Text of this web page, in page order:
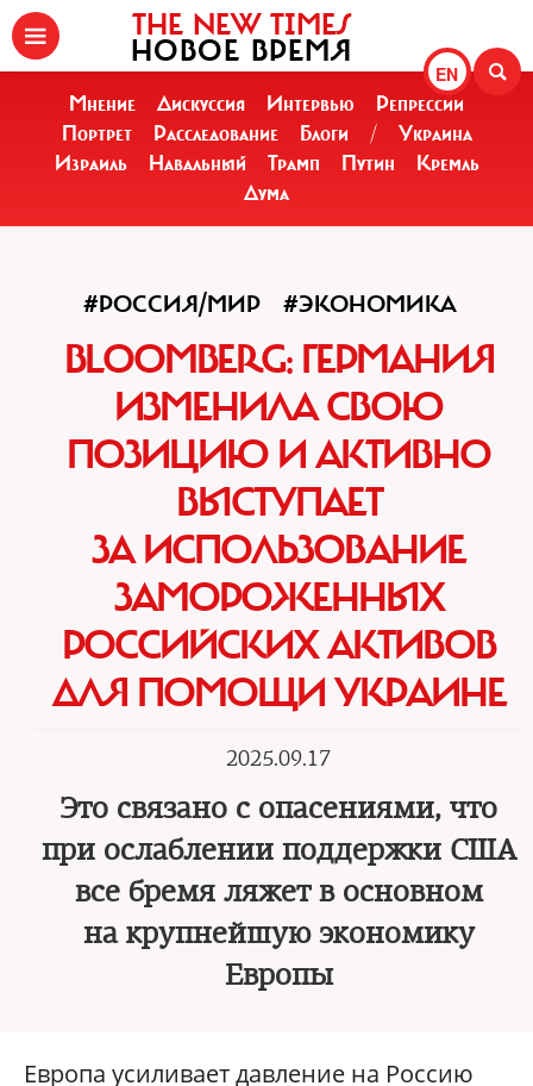
EN
THE NEW TIMES
НОВОЕ ВРЕМЯ
Мнение Дискуссия Интервью
Репрессии
Портрет
Расследование Блоги /
Украина
Израиль
Навальный Трамп Путин
Кремль
Дума
#РОССИЯ/МИР #ЭКОНОМИКА
BLOOMBERG: ГЕРМАНИЯ
ИЗМЕНИЛА СВОЮ
ПОЗИЦИЮ И АКТИВНО
ВЫСТУПАЕТ
ЗА ИСПОЛЬЗОВАНИЕ
ЗАМОРОЖЕННЫХ
РОССИЙСКИХ АКТИВОВ
ДЛЯ ПОМОЩИ УКРАИНЕ
2025.09.17
Это связано с опасениями, что
при ослаблении поддержки США
все бремя ляжет в основном
на крупнейшую экономику
Европы
Европа усиливает давление на Россию